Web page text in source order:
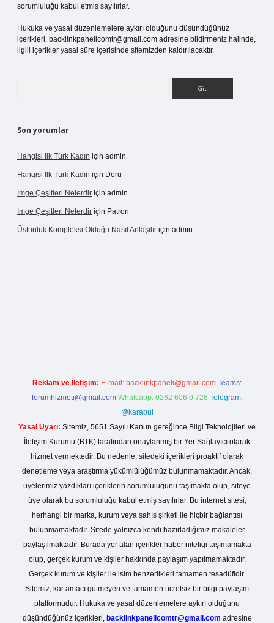
sorumluluğu kabul etmiş sayılırlar.
Hukuka ve yasal düzenlemelere aykırı olduğunu düşündüğünüz
içerikleri, backlinkpanelicomtr@gmail.com adresine bildirmeniz halinde,
ilgili içerikler yasal süre içerisinde sitemizden kaldırılacaktır.
Son yorumlar
Hangisi Ilk Türk Kadın için admin
Hangisi Ilk Türk Kadın için Doru
Imge Çeşitleri Nelerdir için admin
Imge Çeşitleri Nelerdir için Patron
Üstünlük Kompleksi Olduğu Nasıl Anlaşılır için admin
Reklam ve İletişim: E-mail: backlinkpaneli@gmail.com Teams:
forumhizmeti@gmail.com Whatsapp: 0262 606 0 726 Telegram:
@karabul
Yasal Uyarı: Sitemiz, 5651 Sayılı Kanun gereğince Bilgi Teknolojileri ve
İletişim Kurumu (BTK) tarafından onaylanmış bir Yer Sağlayıcı olarak
hizmet vermektedir. Bu nedenle, sitedeki içerikleri proaktif olarak
denetleme veya araştırma yükümlülüğümüz bulunmamaktadır. Ancak,
üyelerimiz yazdıkları içeriklerin sorumluluğunu taşımakta olup, siteye
üye olarak bu sorumluluğu kabul etmiş sayılırlar. Bu internet sitesi,
herhangi bir marka, kurum veya şahıs şirketi ile hiçbir bağlantısı
bulunmamaktadır. Sitede yalnızca kendi hazırladığımız makaleler
paylaşılmaktadır. Burada yer alan içerikler haber niteliği taşımamakta
olup, gerçek kurum ve kişiler hakkında paylaşım yapılmamaktadır.
Gerçek kurum ve kişiler ile isim benzerlikleri tamamen tesadüfidir.
Sitemiz, kar amacı gütmeyen ve tamamen ücretsiz bir bilgi paylaşım
platformudur. Hukuka ve yasal düzenlemelere aykırı olduğunu
düşündüğünüz içerikleri, backlinkpanelicomtr@gmail.com adresine